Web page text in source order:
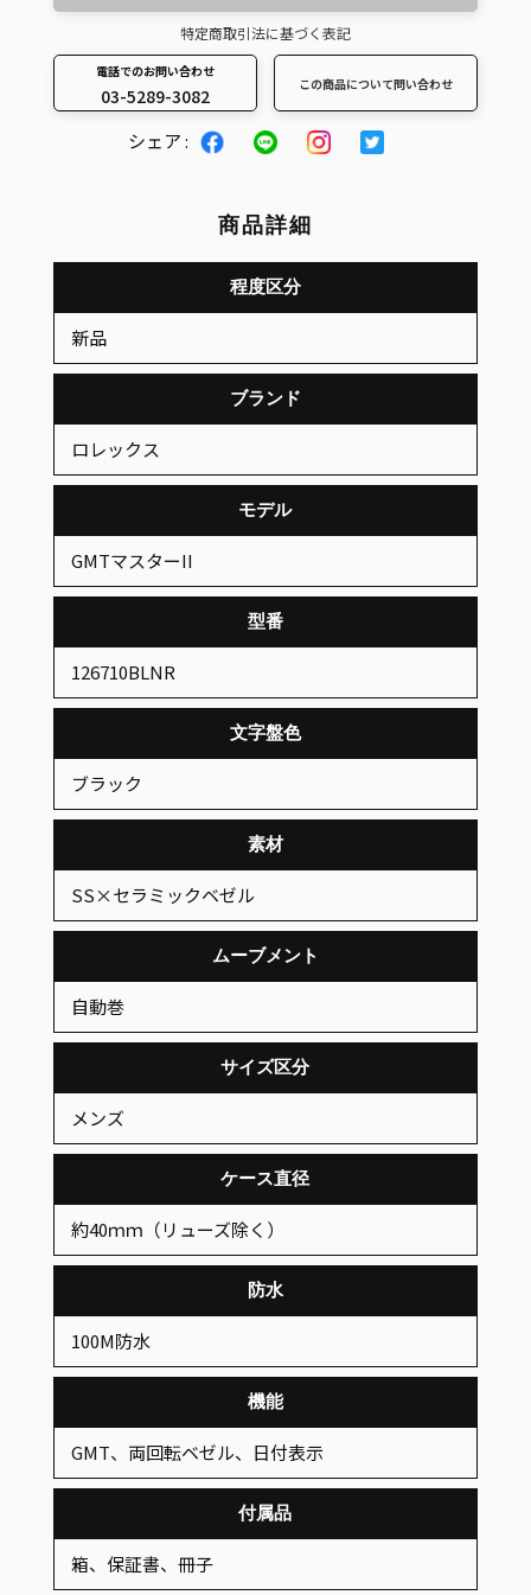
特定商取引法に基づく表記
電話でのお問い合わせ
03-5289-3082
この商品について問い合わせ
を
加
る
シェア :
商品詳細
程度区分
新品
ブランド
ロレックス
モデル
GMTマスターII
型番
126710BLNR
文字盤色
ブラック
素材
SS×セラミックベゼル
ムーブメント
自動巻
サイズ区分
メンズ
ケース直径
約40ｍｍ（リューズ除く）
防水
100M防水
機能
GMT、両回転ベゼル、日付表示
付属品
箱、保証書、冊子